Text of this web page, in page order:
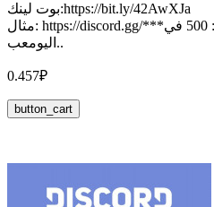
بوت لينك:https://bit.ly/42AwXJa
مثال: https://discord.gg/***بداية: 0-1 ساعةالسرعة: 500 في
اليومعب..
0.457₽
button_cart